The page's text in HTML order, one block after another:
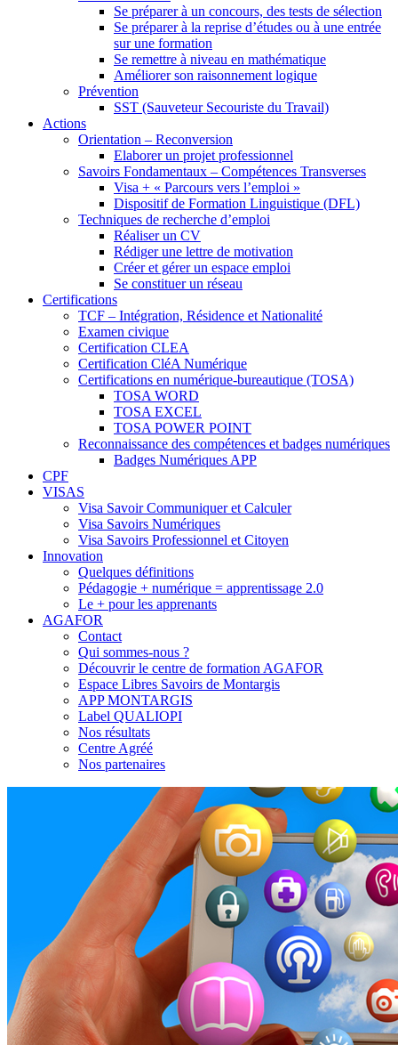
Se préparer à un concours, des tests de sélection
Se préparer à la reprise d’études ou à une entrée
sur une formation
Se remettre à niveau en mathématique
Améliorer son raisonnement logique
Prévention
SST (Sauveteur Secouriste du Travail)
Actions
Orientation – Reconversion
Elaborer un projet professionnel
Savoirs Fondamentaux – Compétences Transverses
Visa + « Parcours vers l’emploi »
Dispositif de Formation Linguistique (DFL)
Techniques de recherche d’emploi
Réaliser un CV
Rédiger une lettre de motivation
Créer et gérer un espace emploi
Se constituer un réseau
Certifications
TCF – Intégration, Résidence et Nationalité
Examen civique
Certification CLEA
Certification CléA Numérique
Certifications en numérique-bureautique (TOSA)
TOSA WORD
TOSA EXCEL
TOSA POWER POINT
Reconnaissance des compétences et badges numériques
Badges Numériques APP
CPF
VISAS
Visa Savoir Communiquer et Calculer
Visa Savoirs Numériques
Visa Savoirs Professionnel et Citoyen
Innovation
Quelques définitions
Pédagogie + numérique = apprentissage 2.0
Le + pour les apprenants
AGAFOR
Contact
Qui sommes-nous ?
Découvrir le centre de formation AGAFOR
Espace Libres Savoirs de Montargis
APP MONTARGIS
Label QUALIOPI
Nos résultats
Centre Agréé
Nos partenaires